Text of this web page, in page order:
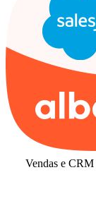
Vendas e CRM